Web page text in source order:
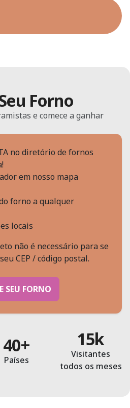
Forno
e comece a ganhar
no diretório de fornos
em nosso mapa
forno a qualquer
locais
não é necessário para se
CEP / código postal.
SEU FORNO
40+
Países
15k
Visitantes
todos os meses